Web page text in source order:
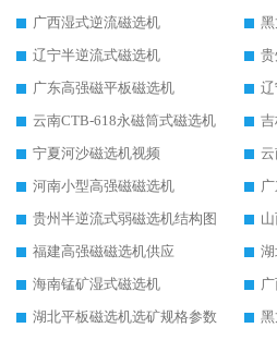
广西湿式逆流磁选机
辽宁半逆流式磁选机
广东高强磁平板磁选机
云南CTB-618永磁筒式磁选机
宁夏河沙磁选机视频
河南小型高强磁磁选机
贵州半逆流式弱磁选机结构图
福建高强磁磁选机供应
海南锰矿湿式磁选机
湖北平板磁选机选矿规格参数